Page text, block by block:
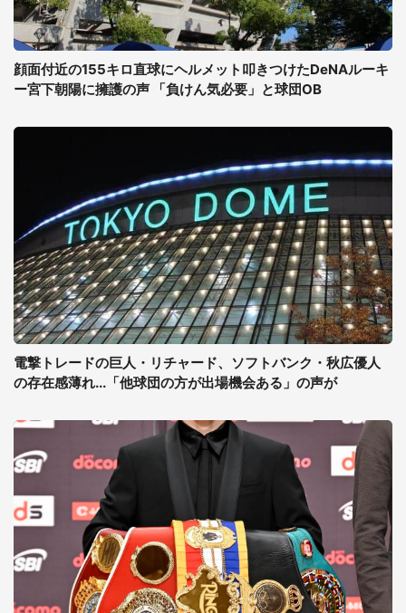
顔面付近の155キロ直球にヘルメット叩きつけたDeNAルーキ
ー宮下朝陽に擁護の声 「負けん気必要」と球団OB
電撃トレードの巨人・リチャード、ソフトバンク・秋広優人
の存在感薄れ...「他球団の方が出場機会ある」の声が